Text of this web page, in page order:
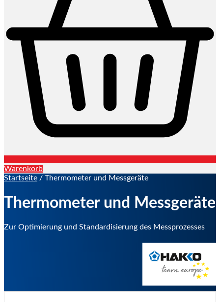
Warenkorb
Startseite / Thermometer und Messgeräte
Thermometer und Messgeräte
Zur Optimierung und Standardisierung des Messprozesses